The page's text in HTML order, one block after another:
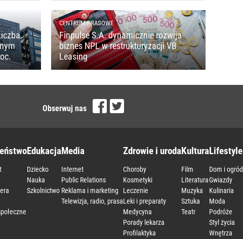
CENTRUM PRASOWE
Finpulse S.A. dynamicznie rozwija
biznes NPL w restrukturyzacji VB
Leasing
Obserwuj nas
Edukacja
Dziecko
Nauka
Szkolnictwo
Media
Internet
Public Relations
Reklama i marketing
Telewizja, radio, prasa
Zdrowie i uroda
Choroby
Kosmetyki
Leczenie
Leki i preparaty
Medycyna
Porady lekarza
Profilaktyka
Kultura
Film
Literatura
Muzyka
Sztuka
Teatr
Lifestyle
Dom i ogród
Gwiazdy
Kulinaria
Moda
Podróże
Styl życia
Wnętrza